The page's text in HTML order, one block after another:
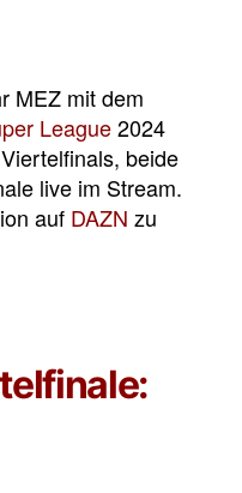
MEZ mit dem
League2024
beide
live im Stream.
auf DAZN zu